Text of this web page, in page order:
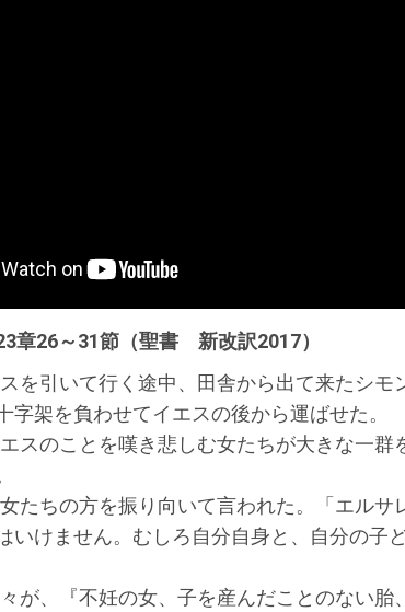
章26～31節（聖書 新改訳2017）
を引いて行く途中、田舎から出て来たシモ
字架を負わせてイエスの後から運ばせた。
スのことを嘆き悲しむ女たちが大きな一群
たちの方を振り向いて言われた。「エルサ
いけません。むしろ自分自身と、自分の子
が、『不妊の女、子を産んだことのない胎